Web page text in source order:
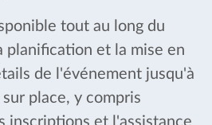
tout au long du
planification et la mise en
de l'événement jusqu'à
place, y compris
inscriptions et l'assistance